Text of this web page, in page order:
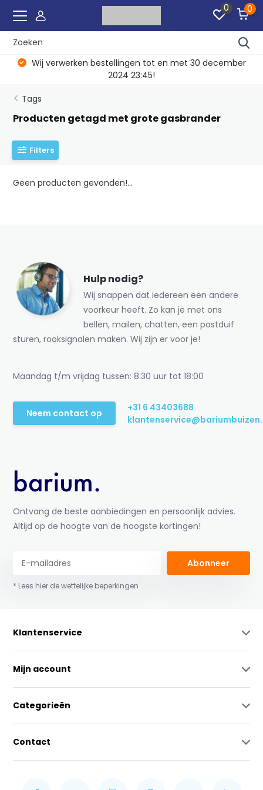
0 0
Wij verwerken bestellingen tot en met 30 december
2024 23:45!
Tags
Producten getagd met grote gasbrander
Filters
Geen producten gevonden!...
Hulp nodig?
Wij snappen dat iedereen een andere
voorkeur heeft. Zo kan je met ons
bellen, mailen, chatten, een postduif
sturen, rooksignalen maken. Wij zijn er voor je!
Maandag t/m vrijdag tussen: 8:30 uur tot 18:00
Neem contact op
+31 6 43403688
Ontvang de beste aanbiedingen en persoonlijk advies.
Altijd op de hoogte van de hoogste kortingen!
Abonneer
* Lees hier de wettelijke beperkingen
Klantenservice
Mijn account
Categorieën
Contact